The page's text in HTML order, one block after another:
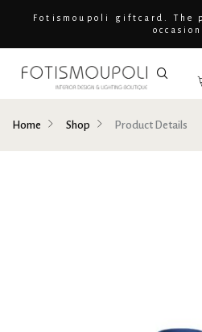
Fotismoupoli giftcard. The
Home Shop Product Details